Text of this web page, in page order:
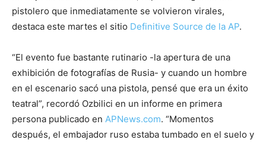
pistolero que inmediatamente se volvieron virales,
destaca este martes el sitio Definitive Source de la AP.
“El evento fue bastante rutinario -la apertura de una
exhibición de fotografías de Rusia- y cuando un hombre
en el escenario sacó una pistola, pensé que era un éxito
teatral”, recordó Ozbilici en un informe en primera
persona publicado en APNews.com. “Momentos
después, el embajador ruso estaba tumbado en el suelo y